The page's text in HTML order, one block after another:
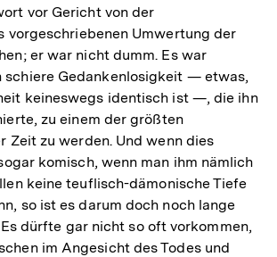
vor Gericht von der
vorgeschriebenen Umwertung der
er war nicht dumm. Es war
schiere Gedankenlosigkeit — etwas,
keineswegs identisch ist —, die ihn
zu einem der größten
Zeit zu werden. Und wenn dies
komisch, wenn man ihm nämlich
keine teuflisch-dämonische Tiefe
so ist es darum doch noch lange
dürfte gar nicht so oft vorkommen,
im Angesicht des Todes und